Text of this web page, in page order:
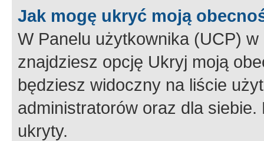
Jak mogę ukryć moją
W Panelu użytkownika (UCP) w
znajdziesz opcję Ukryj moją
będziesz widoczny na liście
administratorów oraz dla
ukryty.